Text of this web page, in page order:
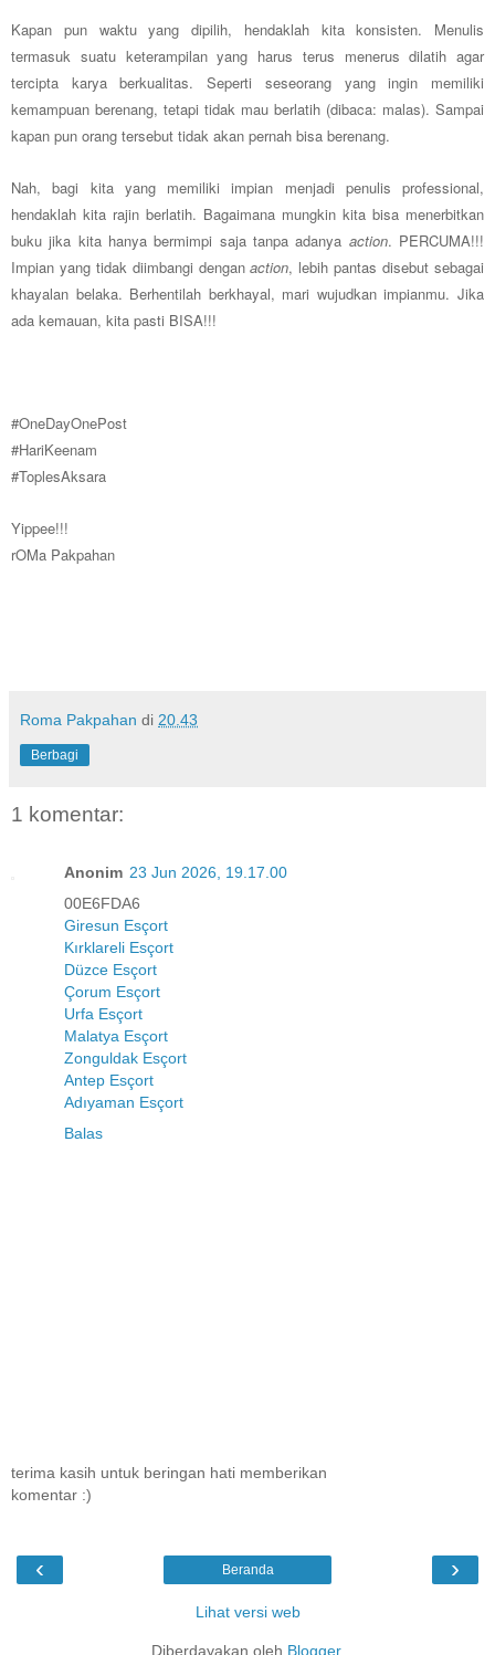
Kapan pun waktu yang dipilih, hendaklah kita konsisten. Menulis
termasuk suatu keterampilan yang harus terus menerus dilatih agar
tercipta karya berkualitas. Seperti seseorang yang ingin memiliki
kemampuan berenang, tetapi tidak mau berlatih (dibaca: malas). Sampai
kapan pun orang tersebut tidak akan pernah bisa berenang.
Nah, bagi kita yang memiliki impian menjadi penulis professional,
hendaklah kita rajin berlatih. Bagaimana mungkin kita bisa menerbitkan
buku jika kita hanya bermimpi saja tanpa adanya action. PERCUMA!!!
Impian yang tidak diimbangi denganaction, lebih pantas disebut sebagai
khayalan belaka. Berhentilah berkhayal, mari wujudkan impianmu. Jika
ada kemauan, kita pasti BISA!!!
#OneDayOnePost
#HariKeenam
#ToplesAksara
Yippee!!!
rOMa Pakpahan
Roma Pakpahan di 20.43
Berbagi
1 komentar:
Anonim 23 Jun 2026, 19.17.00
00E6FDA6
Giresun Esçort
Kırklareli Esçort
Düzce Esçort
Çorum Esçort
Urfa Esçort
Malatya Esçort
Zonguldak Esçort
Antep Esçort
Adıyaman Esçort
Balas
terima kasih untuk beringan hati memberikan
komentar :)
‹ ›
Beranda
Lihat versi web
Diberdayakan oleh Blogger.